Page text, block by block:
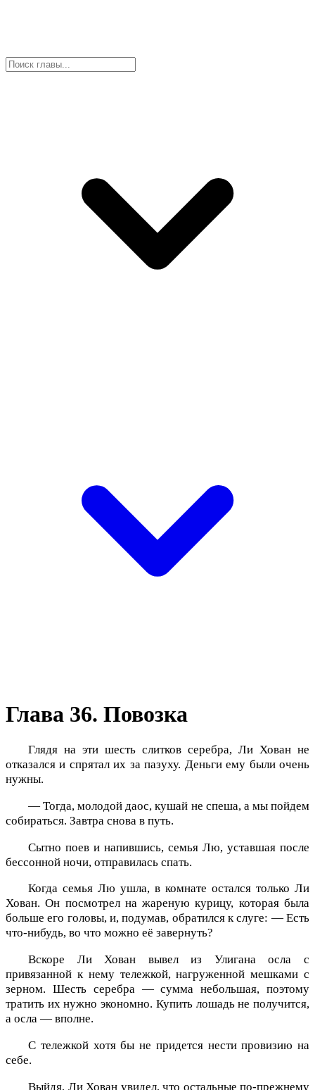
Глава 36. Повозка
Глядя на эти шесть слитков серебра, Ли Хован не
отказался и спрятал их за пазуху. Деньги ему были очень
нужны.
— Тогда, молодой даос, кушай не спеша, а мы пойдем
собираться. Завтра снова в путь.
Сытно поев и напившись, семья Лю, уставшая после
бессонной ночи, отправилась спать.
Когда семья Лю ушла, в комнате остался только Ли
Хован. Он посмотрел на жареную курицу, которая была
больше его головы, и, подумав, обратился к слуге: — Есть
что-нибудь, во что можно её завернуть?
Вскоре Ли Хован вывел из Улигана осла с
привязанной к нему тележкой, нагруженной мешками с
зерном. Шесть серебра — сумма небольшая, поэтому
тратить их нужно экономно. Купить лошадь не получится,
а осла — вполне.
С тележкой хотя бы не придется нести провизию на
себе.
Выйдя, Ли Хован увидел, что остальные по-прежнему